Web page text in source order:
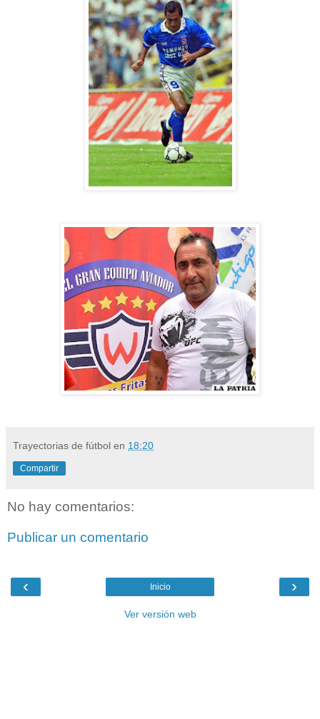
Trayectorias de fútbol en 18:20
Compartir
No hay comentarios:
Publicar un comentario
‹ ›
Inicio
Ver versión web